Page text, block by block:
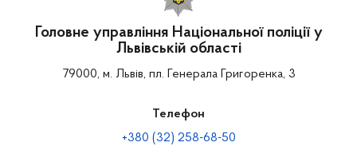
Головне управління Національної поліції у
Львівській області
79000, м. Львів, пл. Генерала Григоренка, 3
Телефон
+380 (32) 258-68-50